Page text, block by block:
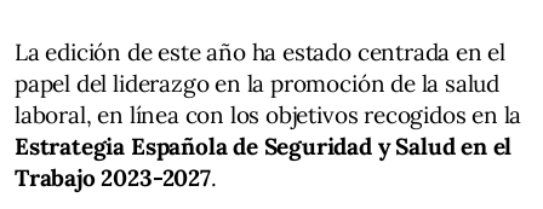
La edición de este año ha estado centrada en el
papel del liderazgo en la promoción de la salud
laboral, en línea con los objetivos recogidos en la
Estrategia Española de Seguridad y Salud en el
Trabajo 2023-2027.